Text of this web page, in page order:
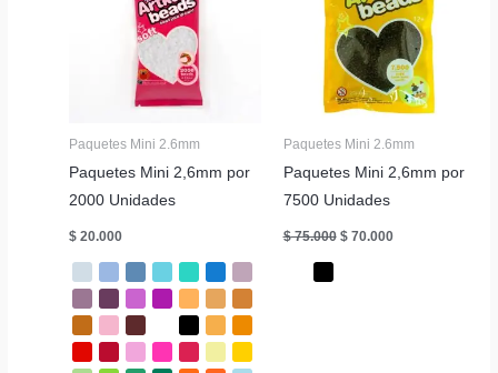
Paquetes Mini 2.6mm
Paquetes Mini 2,6mm por
2000 Unidades
$ 20.000
Paquetes Mini 2.6mm
Paquetes Mini 2,6mm por
7500 Unidades
$75.000 El
precio
$70.000El